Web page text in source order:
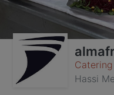
Hassi